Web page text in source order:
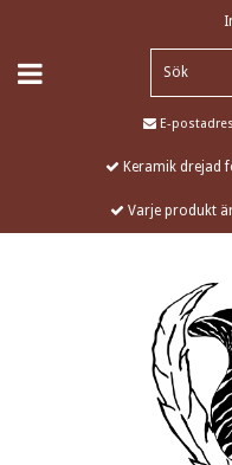
E-
Keramik drejad
Varje produkt